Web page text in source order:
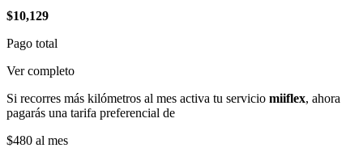
$10,129
Pago total
Ver completo
Si recorres más kilómetros al mes activa tu servicio miiflex, ahora
pagarás una tarifa preferencial de
$480 al mes